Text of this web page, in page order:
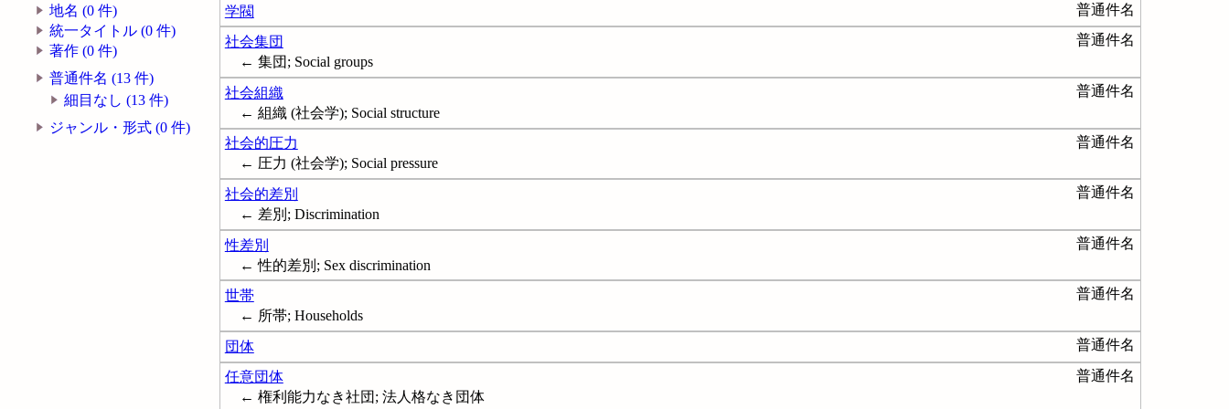
地名 (0 件)
統一タイトル (0 件)
著作 (0 件)
普通件名 (13 件)
細目なし (13 件)
ジャンル・形式 (0 件)
学閥 普通件名
社会集団
普通件名
← 集団; Social groups
社会組織
普通件名
← 組織 (社会学); Social structure
社会的圧力
普通件名
← 圧力 (社会学); Social pressure
社会的差別
普通件名
← 差別; Discrimination
性差別
普通件名
← 性的差別; Sex discrimination
世帯
普通件名
← 所帯; Households
団体
普通件名
任意団体
普通件名
← 権利能力なき社団; 法人格なき団体